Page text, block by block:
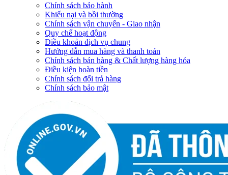
Chính sách bảo hành
Khiếu nại và bồi thường
Chính sách vận chuyển - Giao nhận
Quy chế hoạt động
Điều khoản dịch vụ chung
Hướng dẫn mua hàng và thanh toán
Chính sách bán hàng & Chất lượng hàng hóa
Điều kiện hoàn tiền
Chính sách đổi trả hàng
Chính sách bảo mật